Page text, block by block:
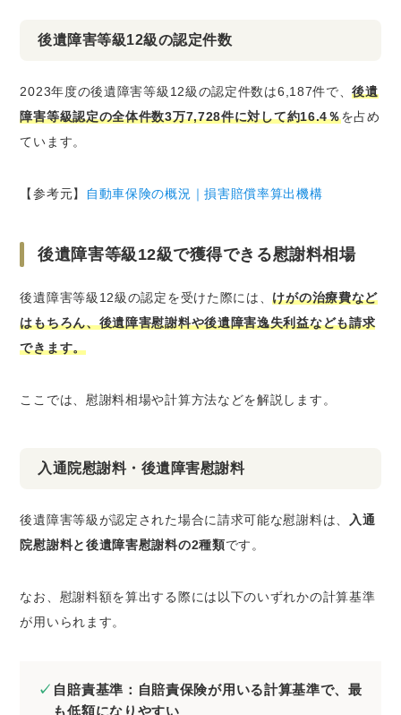
後遺障害等級12級の認定件数
2023年度の後遺障害等級12級の認定件数は6,187件で、後遺
障害等級認定の全体件数3万7,728件に対して約16.4％を占め
ています。
【参考元】 自動車保険の概況｜損害賠償率算出機構
後遺障害等級12級で獲得できる慰謝料相場
後遺障害等級12級の認定を受けた際には、けがの治療費など
はもちろん、後遺障害慰謝料や後遺障害逸失利益なども請求
できます。
ここでは、慰謝料相場や計算方法などを解説します。
入通院慰謝料・後遺障害慰謝料
後遺障害等級が認定された場合に請求可能な慰謝料は、
入通
院慰謝料と後遺障害慰謝料の2種類です。
なお、慰謝料額を算出する際には以下のいずれかの計算基準
が用いられます。
自賠責基準：自賠責保険が用いる計算基準で、最
も低額になりやすい